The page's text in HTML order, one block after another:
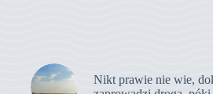
Nikt prawie nie wie,